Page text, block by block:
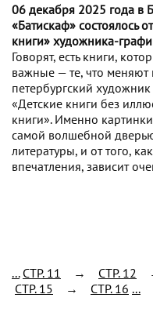
06 декабря 2025 года в
«Батискаф» состоялось
книги» художника-
Говорят, есть книги,
важные — те, что меняют
петербургский
«Детские книги без
книги». Именно
самой волшебной
литературы, и от того,
впечатления, зависит
... CTP. 11 → CTP. 12
CTP. 15 → CTP. 16 ...